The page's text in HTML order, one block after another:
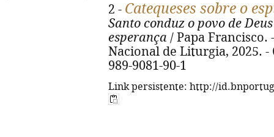
2 - Catequeses sobre o
Santo conduz o povo de
esperança / Papa Francisco.
Nacional de Liturgia, 2025. -
989-9081-90-1
Link persistente: http://